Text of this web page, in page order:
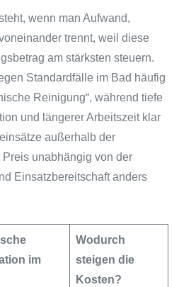
wenn man Aufwand,
trennt, weil diese
am stärksten steuern.
Standardfälle im Bad häufig
Reinigung“, während tiefe
und längerer Arbeitszeit klar
außerhalb der
unabhängig von der
Einsatzbereitschaft anders
im
Wodurch
steigen die
Kosten?